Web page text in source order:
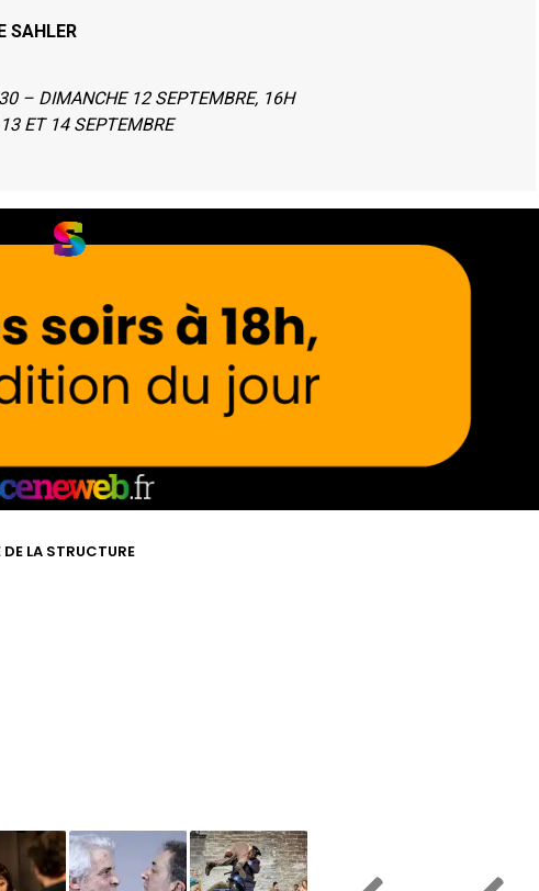
SAHLER
– DIMANCHE 12 SEPTEMBRE, 16H
ET 14 SEPTEMBRE
DE LA STRUCTURE